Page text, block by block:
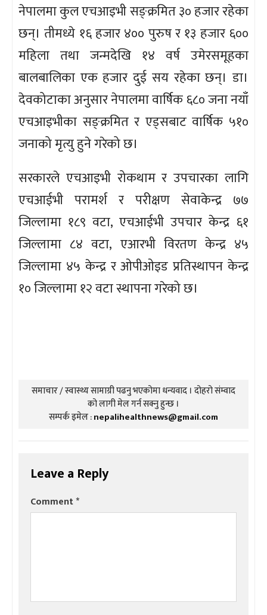
नेपालमा कुल एचआइभी सङ्क्रमित ३० हजार रहेका
छन्। तीमध्ये १६ हजार ४०० पुरुष र १३ हजार ६००
महिला तथा जन्मदेखि १४ वर्ष उमेरसमूहका
बालबालिका एक हजार दुई सय रहेका छन्। डा।
देवकोटाका अनुसार नेपालमा वार्षिक ६८० जना नयाँ
एचआइभीका सङ्क्रमित र एड्सबाट वार्षिक ५१०
जनाको मृत्यु हुने गरेको छ।
सरकारले एचआइभी रोकथाम र उपचारका लागि
एचआईभी परामर्श र परीक्षण सेवाकेन्द्र ७७
जिल्लामा १८९ वटा, एचआईभी उपचार केन्द्र ६१
जिल्लामा ८४ वटा, एआरभी विरतण केन्द्र ४५
जिल्लामा ४५ केन्द्र र ओपीओइड प्रतिस्थापन केन्द्र
१० जिल्लामा १२ वटा स्थापना गरेको छ।
समाचार / स्वास्थ्य सामाग्री पढनु भएकोमा धन्यवाद । दोहरो संम्वाद
को लागी मेल गर्न सक्नु हुन्छ ।
सम्पर्क इमेल :nepalihealthnews@gmail.com
Leave a Reply
Comment*